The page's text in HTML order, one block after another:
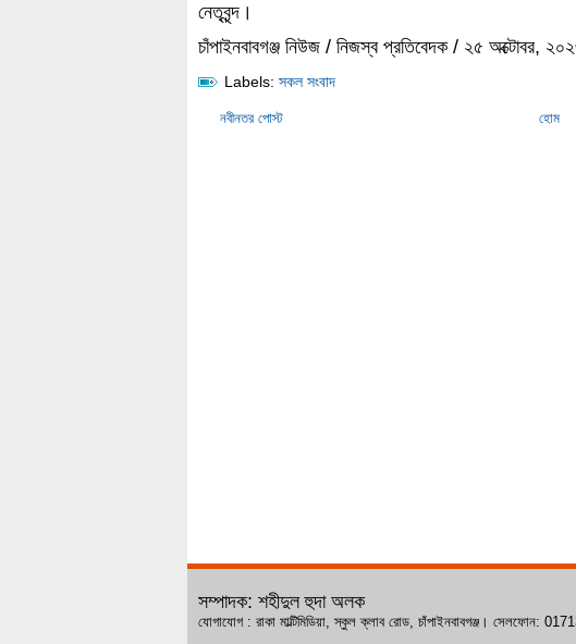
নেতৃবৃন্দ।
চাঁপাইনবাবগঞ্জ নিউজ / নিজস্ব প্রতিবেদক / ২৫ অক্টোবর,
Labels: সকল সংবাদ
নবীনতর পোস্ট হোম
সম্পাদক: শহীদুল হুদা অলক
যোগাযোগ : রাকা মাল্টিমিডিয়া, স্কুল ক্লাব রোড, চাঁপাইনবাবগঞ্জ।